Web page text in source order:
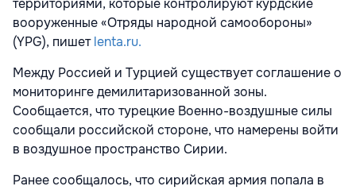
территориями, которые контролируют курдские
вооруженные «Отряды народной самообороны»
(YPG), пишетlenta.ru.
Между Россией и Турцией существует соглашение о
мониторинге демилитаризованной зоны.
Сообщается, что турецкие Военно-воздушные силы
сообщали российской стороне, что намерены войти
в воздушное пространство Сирии.
Ранее сообщалось, что сирийская армия попала в